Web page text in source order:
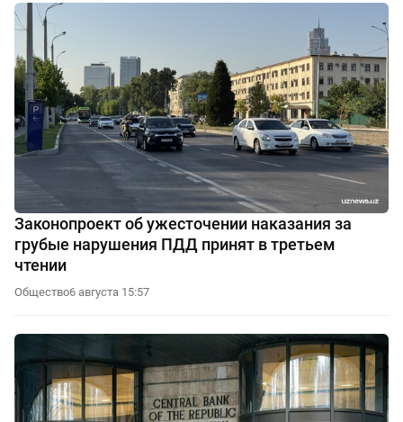
Законопроект об ужесточении наказания за
грубые нарушения ПДД принят в третьем
чтении
Общество6 августа 15:57